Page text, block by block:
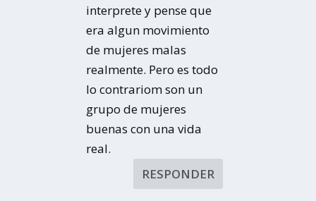
interprete y pense que
era algun movimiento
de mujeres malas
realmente. Pero es todo
lo contrariom son un
grupo de mujeres
buenas con una vida
real.
RESPONDER